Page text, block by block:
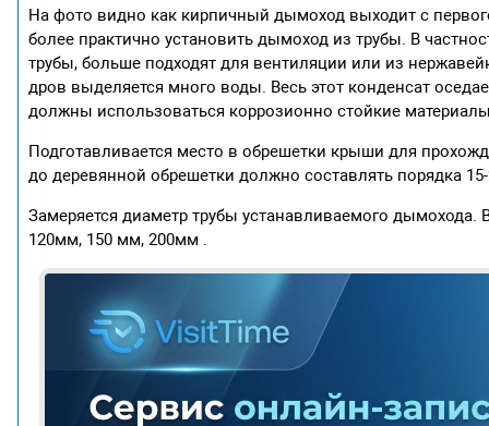
На фото видно как кирпичный дымоход выходит с
более практично установить дымоход из трубы. В
трубы, больше подходят для вентиляции или из
дров выделяется много воды. Весь этот конденсат
должны использоваться коррозионно стойкие
Подготавливается место в обрешетки крыши для
до деревянной обрешетки должно составлять порядка
Замеряется диаметр трубы устанавливаемого
120мм, 150 мм, 200мм .